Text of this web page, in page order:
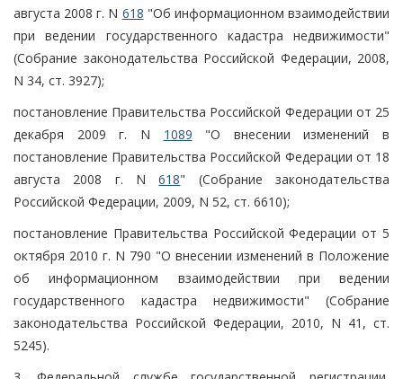
августа 2008 г. N 618 "Об информационном взаимодействии
при ведении государственного кадастра недвижимости"
(Собрание законодательства Российской Федерации, 2008,
N 34, ст. 3927);
постановление Правительства Российской Федерации от 25
декабря 2009 г. N 1089 "О внесении изменений в
постановление Правительства Российской Федерации от 18
августа 2008 г. N618" (Собрание законодательства
Российской Федерации, 2009, N 52, ст. 6610);
постановление Правительства Российской Федерации от 5
октября 2010 г. N 790 "О внесении изменений в Положение
об информационном взаимодействии при ведении
государственного кадастра недвижимости" (Собрание
законодательства Российской Федерации, 2010, N 41, ст.
5245).